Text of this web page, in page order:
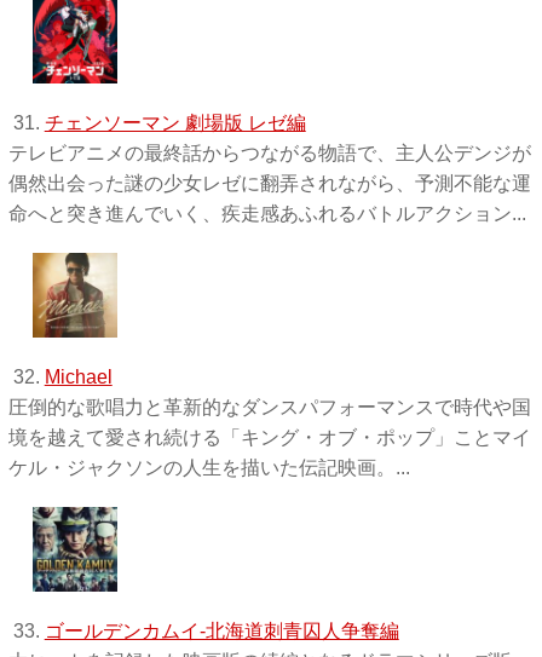
31. チェンソーマン 劇場版 レゼ編
テレビアニメの最終話からつながる物語で、主人公デンジが
偶然出会った謎の少女レゼに翻弄されながら、予測不能な運
命へと突き進んでいく、疾走感あふれるバトルアクション...
32. Michael
圧倒的な歌唱力と革新的なダンスパフォーマンスで時代や国
境を越えて愛され続ける「キング・オブ・ポップ」ことマイ
ケル・ジャクソンの人生を描いた伝記映画。...
33. ゴールデンカムイ-北海道刺青囚人争奪編